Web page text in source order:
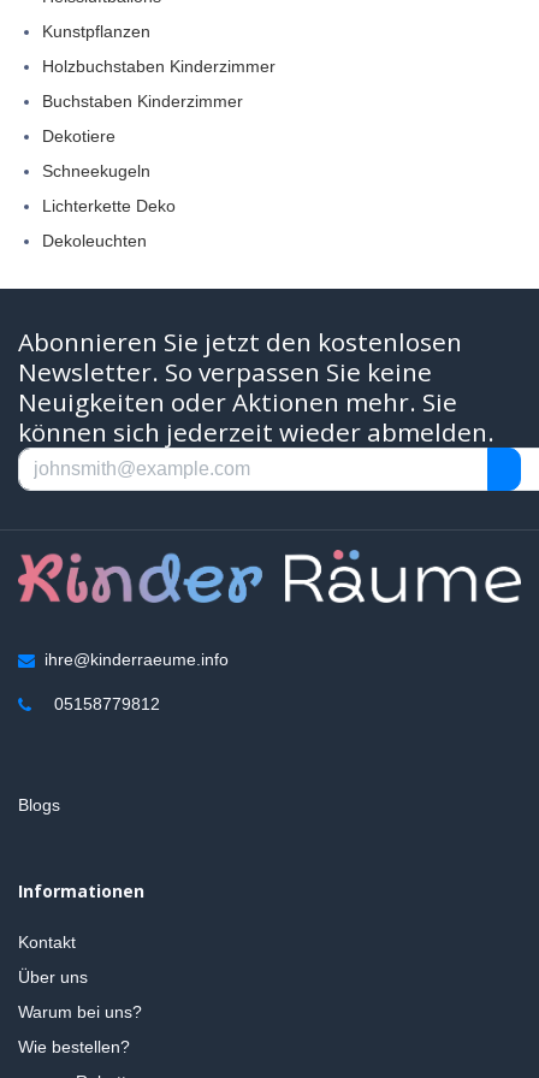
Kunstpflanzen
Holzbuchstaben Kinderzimmer
Buchstaben Kinderzimmer
Dekotiere
Schneekugeln
Lichterkette Deko
Dekoleuchten
Abonnieren Sie jetzt den kostenlosen
Newsletter. So verpassen Sie keine
Neuigkeiten oder Aktionen mehr. Sie
können sich jederzeit wieder abmelden.
ihre@kinderraeume.info
05158779812
Blogs
Informationen
Kontakt
Über uns
Warum bei uns?
Wie bestellen?